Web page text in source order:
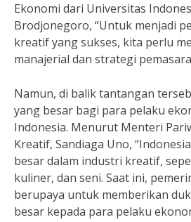
Ekonomi dari Universitas
Brodjonegoro, “Untuk menjadi
kreatif yang sukses, kita perlu
manajerial dan strategi
Namun, di balik tantangan
yang besar bagi para pelaku
Indonesia. Menurut Menteri
Kreatif, Sandiaga Uno,
besar dalam industri kreatif,
kuliner, dan seni. Saat ini,
berupaya untuk memberikan
besar kepada para pelaku